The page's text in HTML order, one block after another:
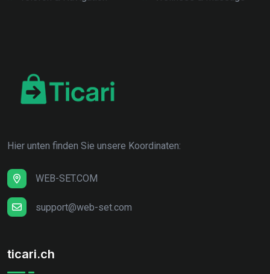
Hier unten finden Sie unsere Koordinaten:
WEB-SET.COM
support@web-set.com
ticari.ch